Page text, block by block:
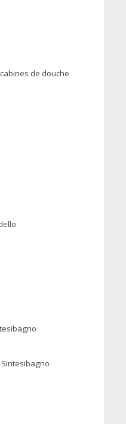
de douche